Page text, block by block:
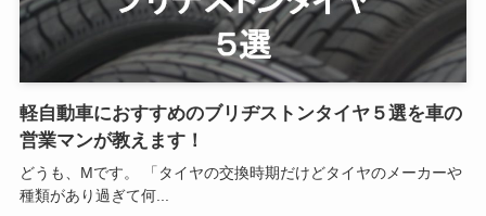
軽自動車におすすめのブリヂストンタイヤ５選を車の
営業マンが教えます！
どうも、Mです。 「タイヤの交換時期だけどタイヤのメーカーや
種類があり過ぎて何...